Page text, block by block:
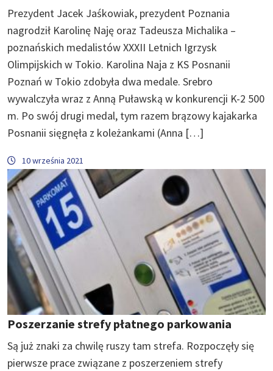
Prezydent Jacek Jaśkowiak, prezydent Poznania
nagrodził Karolinę Naję oraz Tadeusza Michalika –
poznańskich medalistów XXXII Letnich Igrzysk
Olimpijskich w Tokio. Karolina Naja z KS Posnanii
Poznań w Tokio zdobyła dwa medale. Srebro
wywalczyła wraz z Anną Puławską w konkurencji K-2 500
m. Po swój drugi medal, tym razem brązowy kajakarka
Posnanii sięgnęła z koleżankami (Anna […]
10 września 2021
Poszerzanie strefy płatnego parkowania
Są już znaki za chwilę ruszy tam strefa. Rozpoczęły się
pierwsze prace związane z poszerzeniem strefy